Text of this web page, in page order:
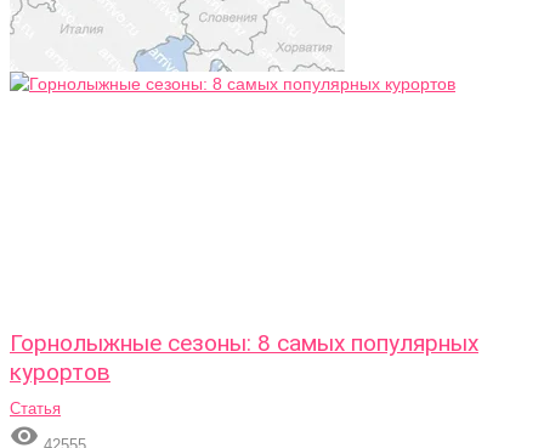
Горнолыжные сезоны: 8 самых популярных
курортов
Статья
